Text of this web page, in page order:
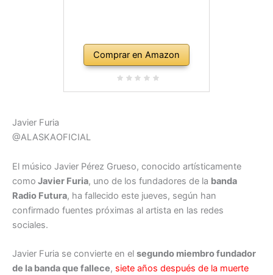
Comprar en Amazon
Javier Furia
@ALASKAOFICIAL
El músico Javier Pérez Grueso, conocido artísticamente
como Javier Furia, uno de los fundadores de la banda
Radio Futura, ha fallecido este jueves, según han
confirmado fuentes próximas al artista en las redes
sociales.
Javier Furia se convierte en el segundo miembro fundador
de la banda que fallece, siete años después de la muerte